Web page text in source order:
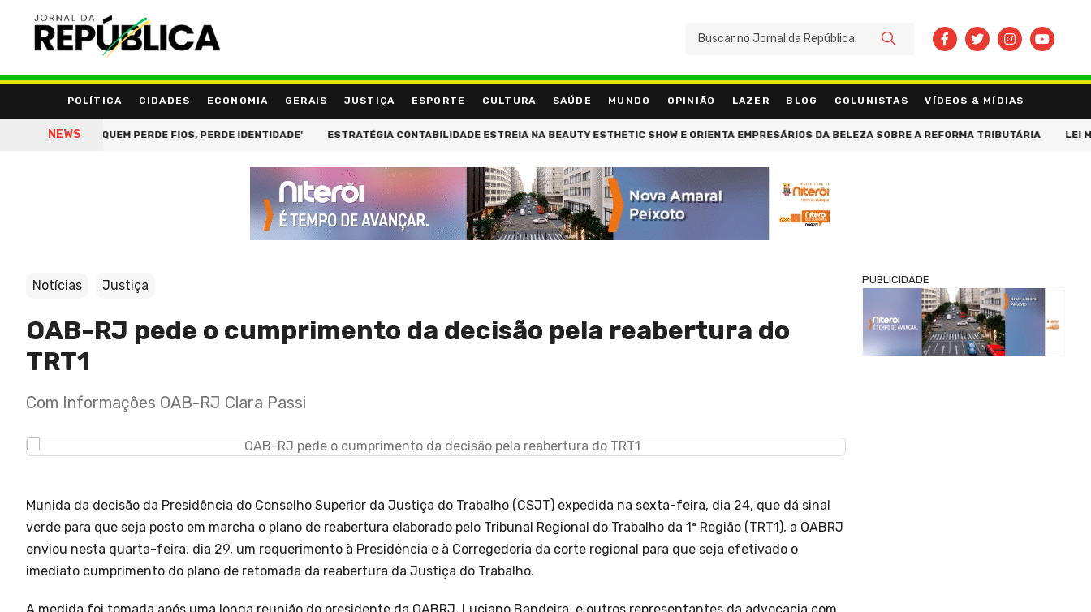
POLÍTICA CIDADES ECONOMIA GERAIS JUSTIÇA ESPORTE CULTURA SAÚDE MUNDO OPINIÃO LAZER BLOG COLUNISTAS VÍDEOS & MÍDIAS
NEWS
CABELO: 'QUEM PERDE FIOS, PERDE IDENTIDADE' ESTRATÉGIA CONTABILIDADE ESTREIA NA BEAUTY ESTHETIC SHOW E ORIENTA EMPRESÁRIOS DA BELEZA SOBRE A REFORMA TRIBUTÁRIA LEI MARIA
BUSCAR
Notícias Justiça
OAB-RJ pede o cumprimento da decisão pela reabertura do
TRT1
Com Informações OAB-RJ Clara Passi
Munida da decisão da Presidência do Conselho Superior da Justiça do Trabalho (CSJT) expedida na sexta-feira, dia 24, que dá sinal
verde para que seja posto em marcha o plano de reabertura elaborado pelo Tribunal Regional do Trabalho da 1ª Região (TRT1), a OABRJ
enviou nesta quarta-feira, dia 29, um requerimento à Presidência e à Corregedoria da corte regional para que seja efetivado o
imediato cumprimento do plano de retomada da reabertura da Justiça do Trabalho.
PUBLICIDADE